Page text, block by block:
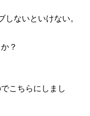
ないといけない。
？
こちらにしまし